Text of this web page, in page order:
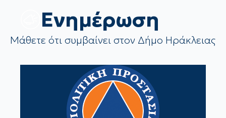
Eνημέρωση
Μάθετε ότι συμβαίνει στον Δήμο Ηράκλειας